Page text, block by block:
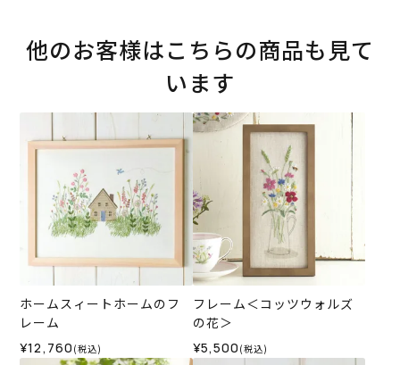
他のお客様はこちらの商品も見て
います
ホームスィートホームのフ
レーム
¥12,760 (税込)
フレーム＜コッツウォルズ
の花＞
¥5,500 (税込)